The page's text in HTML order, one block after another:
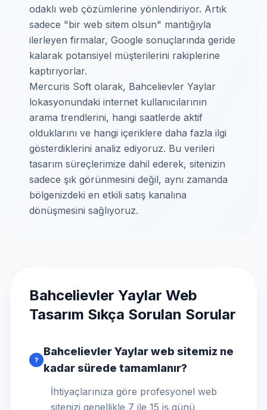
odaklı web çözümlerine yönlendiriyor. Artık
sadece "bir web sitem olsun" mantığıyla
ilerleyen firmalar, Google sonuçlarında geride
kalarak potansiyel müşterilerini rakiplerine
kaptırıyorlar.
Mercuris Soft olarak, Bahcelievler Yaylar
lokasyonundaki internet kullanıcılarının
arama trendlerini, hangi saatlerde aktif
olduklarını ve hangi içeriklere daha fazla ilgi
gösterdiklerini analiz ediyoruz. Bu verileri
tasarım süreçlerimize dahil ederek, sitenizin
sadece şık görünmesini değil, aynı zamanda
bölgenizdeki en etkili satış kanalına
dönüşmesini sağlıyoruz.
Bahcelievler Yaylar Web
Tasarım Sıkça Sorulan Sorular
?
Bahcelievler Yaylar web sitemiz ne
kadar sürede tamamlanır?
İhtiyaçlarınıza göre profesyonel web
sitenizi genellikle 7 ile 15 iş günü